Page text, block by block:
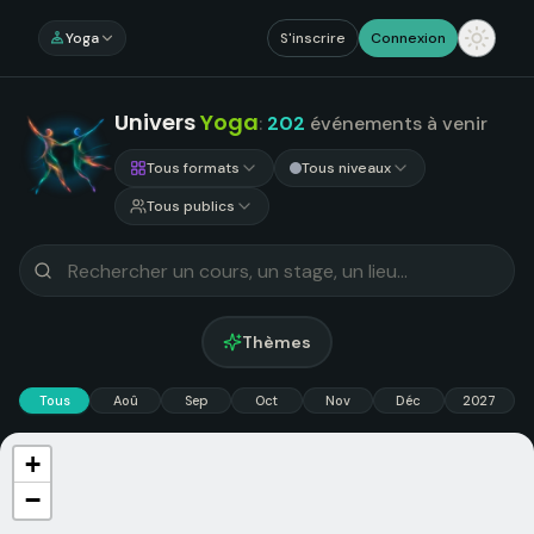
Yoga S'inscrire Connexion
UniversYoga: 202 événements à venir
Tous formats
Tous niveaux
Tous publics
Thèmes
Tous Aoû Sep Oct Nov Déc 2027
+
−